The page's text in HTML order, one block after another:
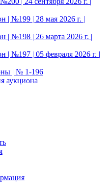
| №199 | 28 мая 2026 г. |
| №198 | 26 марта 2026 г. |
| №197 | 05 февраля 2026 г. |
| № 1-196
аукциона